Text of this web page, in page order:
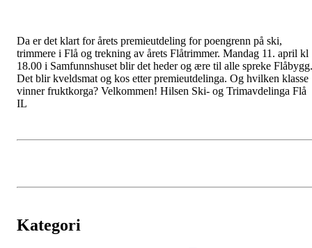
Da er det klart for årets premieutdeling for poengrenn på ski,
trimmere i Flå og trekning av årets Flåtrimmer. Mandag 11. april kl
18.00 i Samfunnshuset blir det heder og ære til alle spreke Flåbygg.
Det blir kveldsmat og kos etter premieutdelinga. Og hvilken klasse
vinner fruktkorga? Velkommen! Hilsen Ski- og Trimavdelinga Flå
IL
Kategori